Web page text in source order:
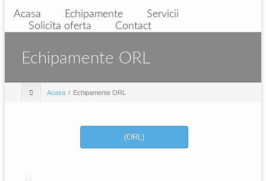
Acasa Echipamente
Servicii
Solicita oferta
Contact
Echipamente ORL
Acasa Echipamente ORL
(ORL)